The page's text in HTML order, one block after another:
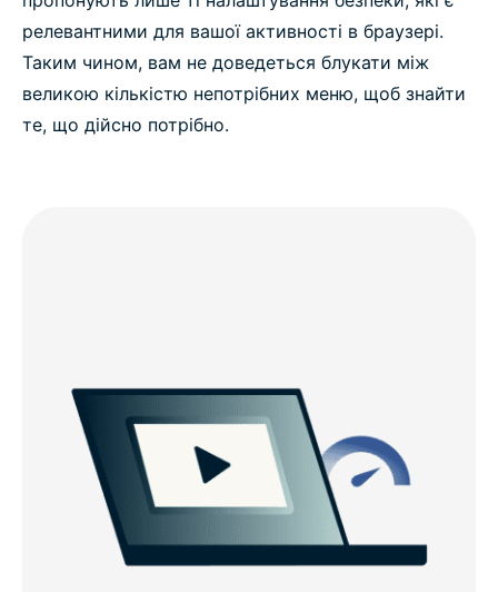
релевантними для вашої активності в браузері.
Таким чином, вам не доведеться блукати між
великою кількістю непотрібних меню, щоб знайти
те, що дійсно потрібно.